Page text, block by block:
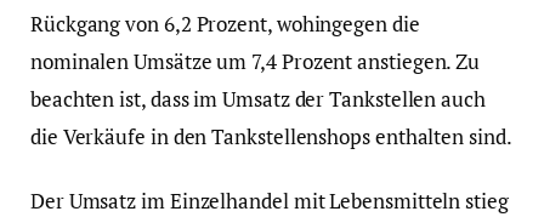
Rückgang von 6,2 Prozent, wohingegen die
nominalen Umsätze um 7,4 Prozent anstiegen. Zu
beachten ist, dass im Umsatz der Tankstellen auch
die Verkäufe in den Tankstellenshops enthalten sind.
Der Umsatz im Einzelhandel mit Lebensmitteln stieg